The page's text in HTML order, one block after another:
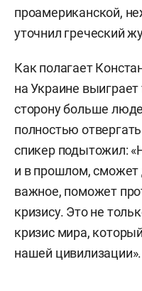
проамериканской,
уточнил греческий
Как полагает
на Украине
сторону больше
полностью
спикер подытожил:
и в прошлом, сможет
важное, поможет
кризису. Это не
кризис мира,
нашей цивилизации».